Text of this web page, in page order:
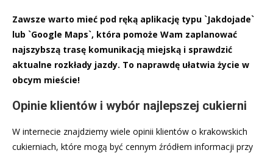
Zawsze warto mieć pod ręką aplikację typu `Jakdojade`
lub `Google Maps`, która pomoże Wam zaplanować
najszybszą trasę komunikacją miejską i sprawdzić
aktualne rozkłady jazdy. To naprawdę ułatwia życie w
obcym mieście!
Opinie klientów i wybór najlepszej cukierni
W internecie znajdziemy wiele opinii klientów o krakowskich
cukierniach, które mogą być cennym źródłem informacji przy